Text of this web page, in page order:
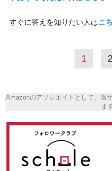
すぐに答えを知りたい人はこ
1 2
Amazonのアソシエイトとして、当
ま